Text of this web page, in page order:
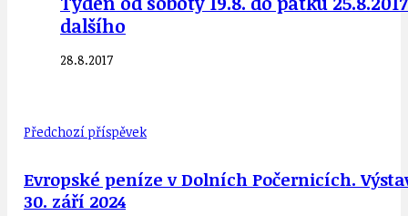
dalšího
28.8.2017
Předchozí příspěvek
Evropské peníze v Dolních Počernicích.
30. září 2024